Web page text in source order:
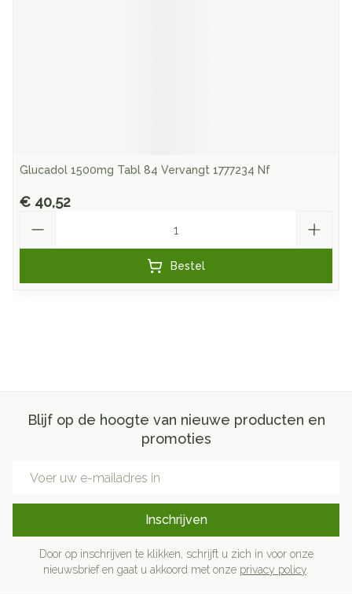
Glucadol 1500mg Tabl 84 Vervangt 1777234 Nf
€ 40,52
Bestel
Blijf op de hoogte van nieuwe producten en
promoties
Inschrijven
Door op inschrijven te klikken, schrijft u zich in voor onze
nieuwsbrief en gaat u akkoord met onze privacy policy